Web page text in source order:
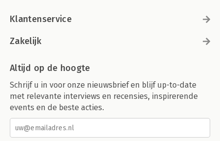
Klantenservice
Zakelijk
Altijd op de hoogte
Schrijf u in voor onze nieuwsbrief en blijf up-to-date
met relevante interviews en recensies, inspirerende
events en de beste acties.